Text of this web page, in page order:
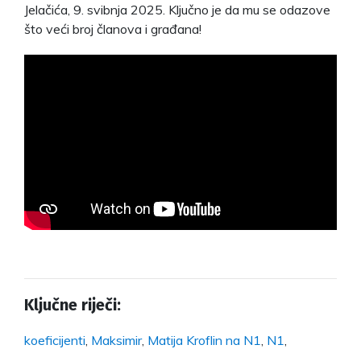
Jelačića, 9. svibnja 2025. Ključno je da mu se odazove
što veći broj članova i građana!
Ključne riječi:
koeficijenti Maksimir, Matija Kroflin na N1 N1